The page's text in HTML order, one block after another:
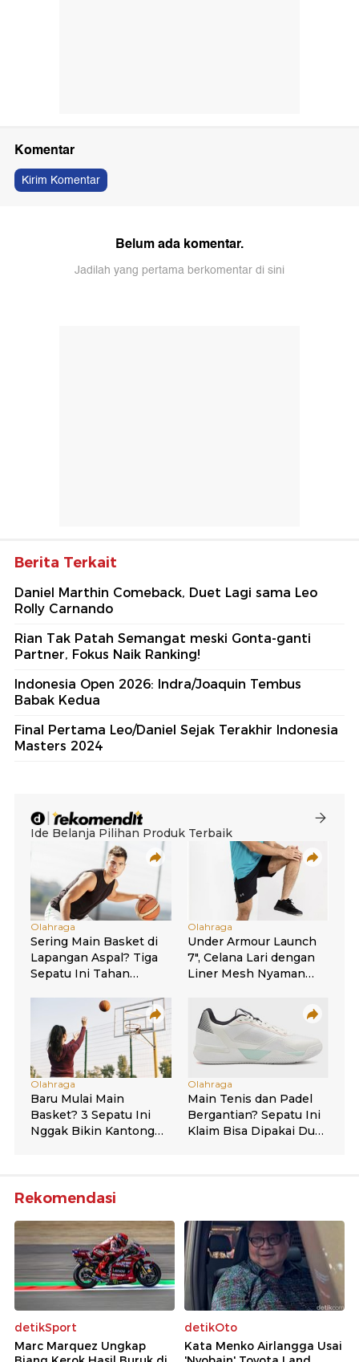
Komentar
Kirim Komentar
Belum ada komentar.
Jadilah yang pertama berkomentar di sini
Berita Terkait
Daniel Marthin Comeback, Duet Lagi sama Leo
Rolly Carnando
Rian Tak Patah Semangat meski Gonta-ganti
Partner, Fokus Naik Ranking!
Indonesia Open 2026: Indra/Joaquin Tembus
Babak Kedua
Final Pertama Leo/Daniel Sejak Terakhir Indonesia
Masters 2024
Rekomendasi
detikSport
Marc Marquez Ungkap
detikOto
Kata Menko Airlangga Usai